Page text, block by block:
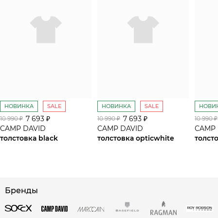
НОВИНКА SALE
10 990 ₽ 7 693 ₽
CAMP DAVID
толстовка black
НОВИНКА SALE
10 990 ₽ 7 693 ₽
CAMP DAVID
толстовка opticwhite
10 990 ₽
CAMP
Бренды